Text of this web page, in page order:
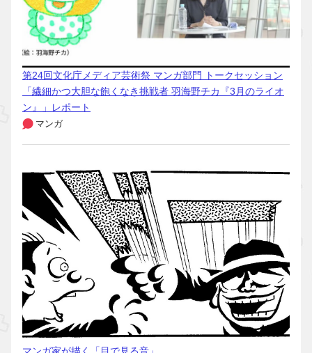
第24回文化庁メディア芸術祭 マンガ部門 トークセッション
「繊細かつ大胆な飽くなき挑戦者 羽海野チカ『3月のライオ
ン』」レポート
マンガ